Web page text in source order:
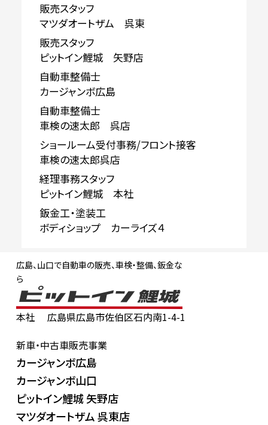
販売スタッフ
マツダオートザム 呉東
販売スタッフ
ピットイン鯉城 矢野店
自動車整備士
カージャンボ広島
自動車整備士
車検の速太郎 呉店
ショールーム受付事務/フロント接客
車検の速太郎呉店
経理事務スタッフ
ピットイン鯉城 本社
鈑金工・塗装工
ボディショップ カーライズ４
広島、山口で自動車の販売、車検・整備、鈑金な
ら
本社
広島県広島市佐伯区石内南1-4-1
新車・中古車販売事業
カージャンボ広島
カージャンボ山口
ピットイン鯉城 矢野店
マツダオートザム 呉東店